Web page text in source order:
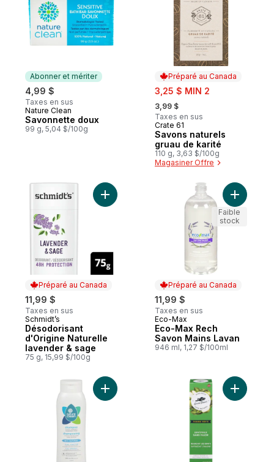
Abonner et mériter
4,99 $
Taxes en sus
Abonner et mériter
Nature Clean
Savonnette doux
99 g, 5,04 $/100g
Préparé au Canada
sale:
3,25 $ MIN 2
, formerly:
3,99 $
Taxes en sus
Préparé au Canada
Crate 61
Savons naturels
gruau de karité
110 g, 3,63 $/100g
Magasiner Offre
Préparé au Canada
11,99 $
Taxes en sus
Préparé au Canada
Schmidt’s
Désodorisant
d'Origine Naturelle
lavender & sage
75 g, 15,99 $/100g
Ajouter Désodorisant d'Origine Naturelle
Préparé au Canada
11,99 $
Taxes en sus
Préparé au Canada
Eco-Max
Eco-Max Rech
Savon Mains Lavan
946 ml, 1,27 $/100ml
Ajouter
Faible
stock
Ajouter Shampooing Doux Pur au panier
Ajouter